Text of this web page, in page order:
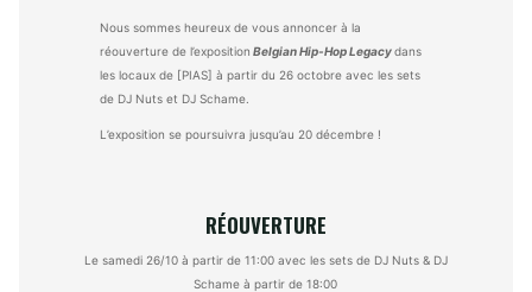
Nous sommes heureux de vous annoncer à la
réouverture de l’exposition Belgian Hip-Hop Legacydans
les locaux de [PIAS] à partir du 26 octobre avec les sets
de DJ Nuts et DJ Schame.
L’exposition se poursuivra jusqu’au 20 décembre !
RÉOUVERTURE
Le samedi 26/10 à partir de 11:00 avec les sets de DJ Nuts & DJ
Schame à partir de 18:00